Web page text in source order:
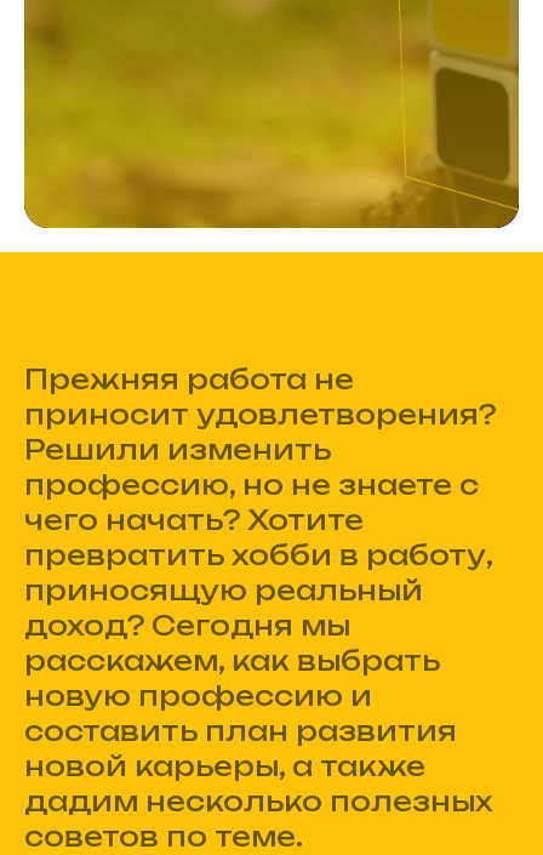
Прежняя работа не
приносит удовлетворения?
Решили изменить
профессию, но не знаете с
чего начать? Хотите
превратить хобби в работу,
приносящую реальный
доход? Сегодня мы
расскажем, как выбрать
новую профессию и
составить план развития
новой карьеры, а также
дадим несколько полезных
советов по теме.